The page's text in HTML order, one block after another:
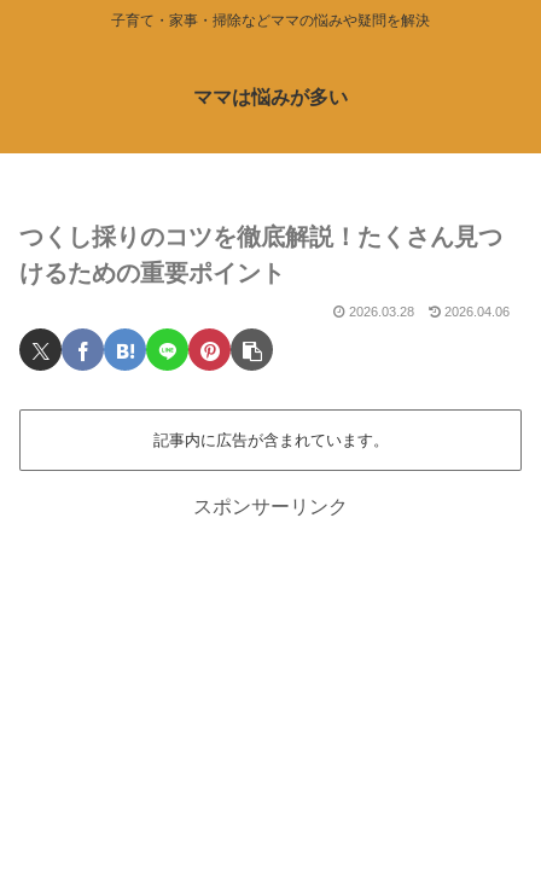
子育て・家事・掃除などママの悩みや疑問を解決
ママは悩みが多い
つくし採りのコツを徹底解説！たくさん見つ
けるための重要ポイント
2026.03.28 2026.04.06
記事内に広告が含まれています。
スポンサーリンク